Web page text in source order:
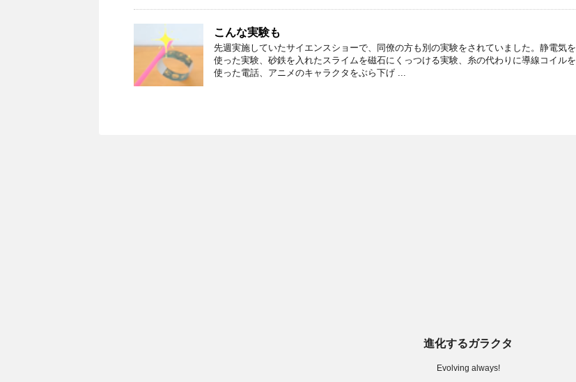
こんな実験も
先週実施していたサイエンスショーで、同僚の方も別の実験をされていました。静電気を
使った実験、砂鉄を入れたスライムを磁石にくっつける実験、糸の代わりに導線コイルを
使った電話、アニメのキャラクタをぶら下げ ...
進化するガラクタ
Evolving always!